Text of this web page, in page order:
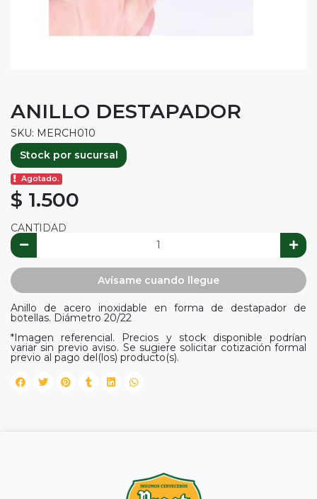
ANILLO DESTAPADOR
SKU: MERCH010
Stock por sucursal
Agotado.
$ 1.500
CANTIDAD
Avísame cuando llegue
Anillo de acero inoxidable en forma de destapador de
botellas. Diámetro 20/22
*Imagen referencial. Precios y stock disponible podrían
variar sin previo aviso. Se sugiere solicitar cotización formal
previo al pago del(los) producto(s).